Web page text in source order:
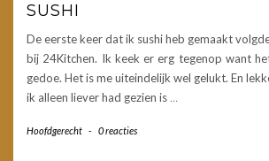
SUSHI
De eerste keer dat ik sushi heb gemaakt
bij 24Kitchen. Ik keek er erg tegenop want
gedoe. Het is me uiteindelijk wel gelukt. En
ik alleen liever had gezien is…
Hoofdgerecht - 0 reacties